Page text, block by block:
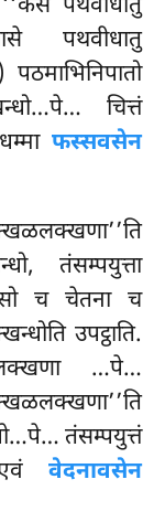
‘‘केसे पथवीधातु
पथवीधातु
चित्तं
फस्सवसेन
तंसम्पयुत्ता
च चेतना च
उपट्ठाति.
…पे…
तंसम्पयुत्तं
एवं वेदनावसेन